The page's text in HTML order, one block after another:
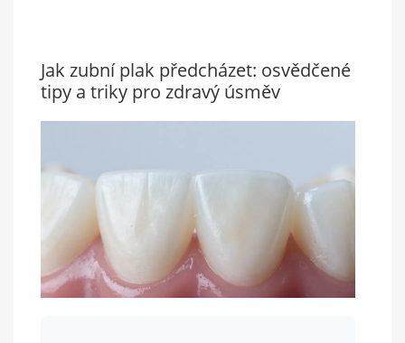
Jak zubní plak předcházet: osvědčené
tipy a triky pro zdravý úsměv